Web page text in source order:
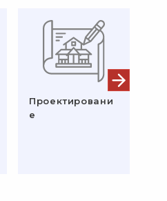
Проектировани
е